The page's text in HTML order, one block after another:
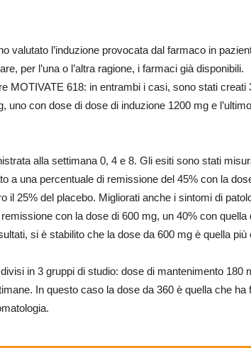
valutato l’induzione provocata dal farmaco in
per l’una o l’altra ragione, i farmaci già disponibili.
MOTIVATE 618: in entrambi i casi, sono stati creati
uno con dose di dose di induzione 1200 mg e
alla settimana 0, 4 e 8. Gli esiti sono stati
a una percentuale di remissione del 45% con la
il 25% del placebo. Migliorati anche i sintomi di
con la dose di 600 mg, un 40% con quella
si è stabilito che la dose da 600 mg è quella più
in 3 gruppi di studio: dose di mantenimento 180
In questo caso la dose da 360 è quella che ha